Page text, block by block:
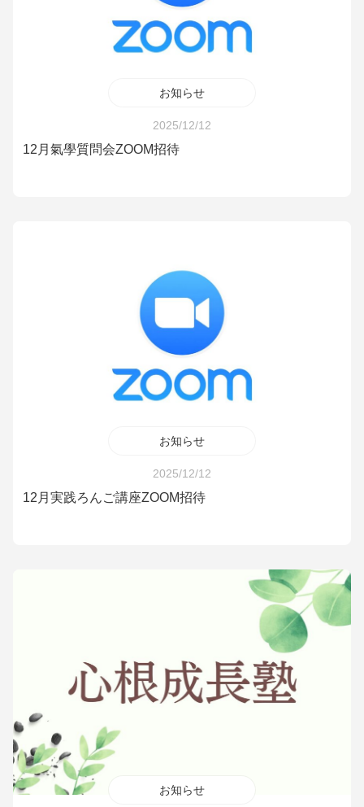
お知らせ
2025/12/12
12月氣學質問会ZOOM招待
お知らせ
2025/12/12
12月実践ろんご講座ZOOM招待
お知らせ